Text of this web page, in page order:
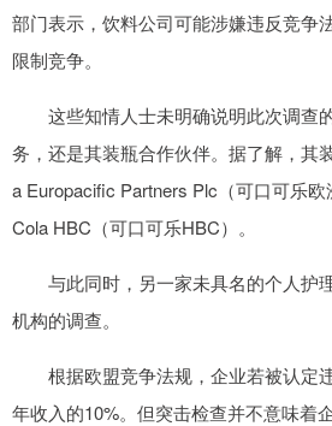
部门表示，饮料公司可能涉嫌违反竞争
限制竞争。
这些知情人士未明确说明此次调查
务，还是其装瓶合作伙伴。据了解，其
a Europacific Partners Plc（可口可乐
Cola HBC（可口可乐HBC）。
与此同时，另一家未具名的个人护
机构的调查。
根据欧盟竞争法规，企业若被认定
年收入的10%。但突击检查并不意味着